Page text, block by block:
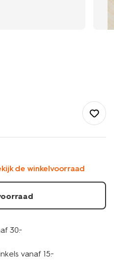
de winkelvoorraad
30.-
vanaf 15.-